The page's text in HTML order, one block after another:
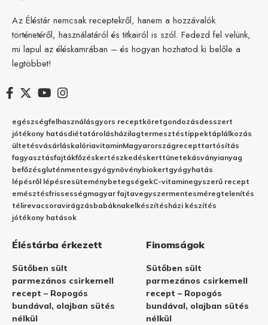
Az Éléstár nemcsak receptekről, hanem a hozzávalók
történetéről, használatáról és titkairól is szól. Fedezd fel velünk,
mi lapul az éléskamrában – és hogyan hozhatod ki belőle a
legtöbbet!
egészségfelhasználásgyors receptköretgondozásdesszert
jótékony hatásdiétatárolásházilagtermesztéstippektáplálkozás
ültetésvásárláskalóriavitaminMagyarországrecepttartósítás
fagyasztásfajtákfőzéskertészkedéskerttünetekásványianyag
befőzésgluténmentesgyógynövénybiokertgyógyhatás
lépésről lépésresüteménybetegségekC-vitaminegyszerű recept
emésztésfrissességmagyar fajtavegyszermentesméregtelenítés
télirevacsoravirágzásbabáknakelkészítésházi készítés
jótékony hatások
Éléstárba érkezett
Sütőben sült
parmezános csirkemell
recept – Ropogós
bundával, olajban sütés
nélkül
Finomságok
Sütőben sült
parmezános csirkemell
recept – Ropogós
bundával, olajban sütés
nélkül